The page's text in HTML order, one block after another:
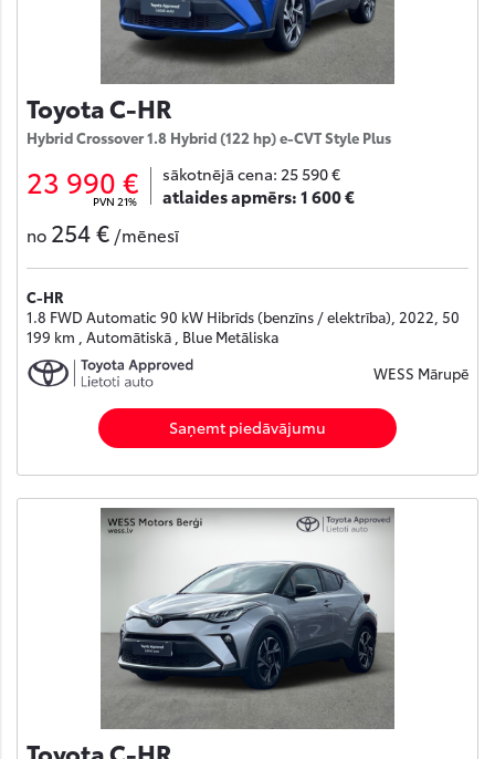
Toyota C-HR
Hybrid Crossover 1.8 Hybrid (122 hp) e-CVT Style Plus
23 990 €
PVN 21%
sākotnējā cena: 25 590 €
atlaides apmērs:1 600 €
no 254 € /mēnesī
C-HR
1.8 FWD Automatic 90 kW Hibrīds (benzīns / elektrība), 2022, 50
199 km , Automātiskā , Blue Metāliska
WESS Mārupē
Saņemt piedāvājumu